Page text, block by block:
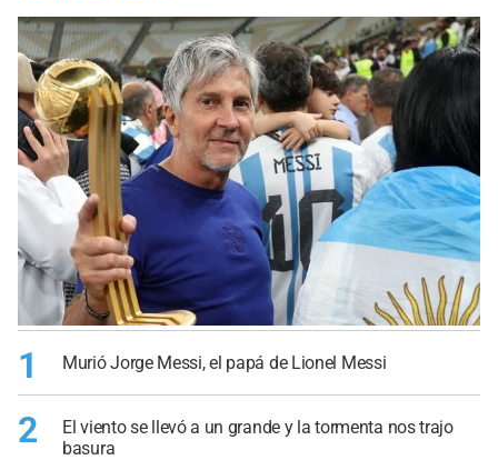
1 Murió Jorge Messi, el papá de Lionel Messi
2
El viento se llevó a un grande y la tormenta nos trajo
basura